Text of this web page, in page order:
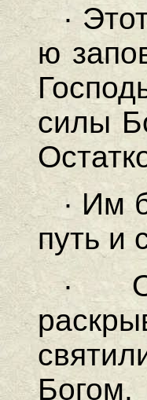
·
ю
силы
· Им
путь и
·
Богом.